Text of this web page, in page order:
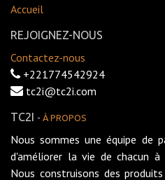
Accueil
REJOIGNEZ-NOUS
Contactez-nous
+221774542924
tc2i@tc2i.com
TC2I - À PROPOS
Nous sommes une équipe de
d'améliorer la vie de chacun
Nous construisons des